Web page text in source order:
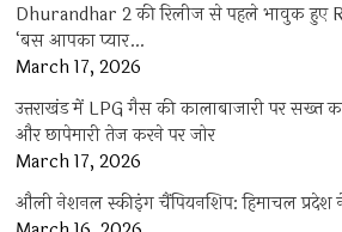
Dhurandhar 2 की रिलीज से पहले भावुक हुए
‘बस आपका प्यार…
March 17, 2026
उत्तराखंड में LPG गैस की कालाबाजारी पर सख्त
और छापेमारी तेज करने पर जोर
March 17, 2026
औली नेशनल स्कीइंग चैंपियनशिप: हिमाचल प्रदेश